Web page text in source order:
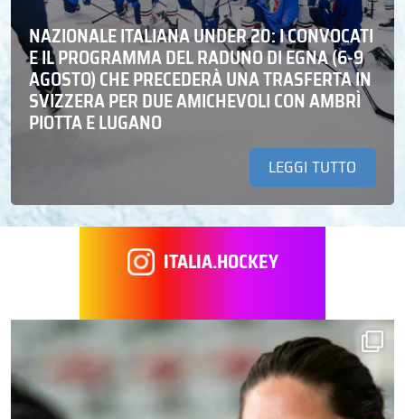
NAZIONALE ITALIANA UNDER 20: I CONVOCATI
E IL PROGRAMMA DEL RADUNO DI EGNA (6-9
AGOSTO) CHE PRECEDERÀ UNA TRASFERTA IN
SVIZZERA PER DUE AMICHEVOLI CON AMBRÌ
PIOTTA E LUGANO
LEGGI TUTTO
ITALIA.HOCKEY